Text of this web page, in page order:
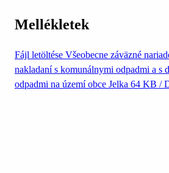
Mellékletek
Fájl letöltése Všeobecne záväzné
nakladaní s komunálnymi odpadmi a s
odpadmi na území obce Jelka 64 KB /